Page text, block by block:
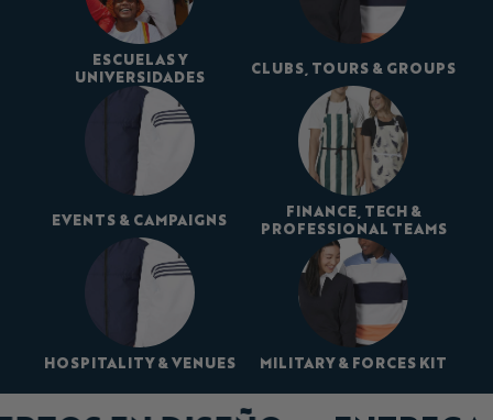
ESCUELAS Y
UNIVERSIDADES
CLUBS, TOURS & GROUPS
EVENTS & CAMPAIGNS
FINANCE, TECH &
PROFESSIONAL TEAMS
HOSPITALITY & VENUES MILITARY & FORCES KIT